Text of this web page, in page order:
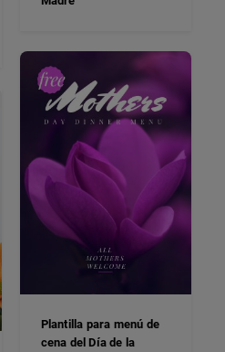
Plantilla para menú de
cena del Día de la